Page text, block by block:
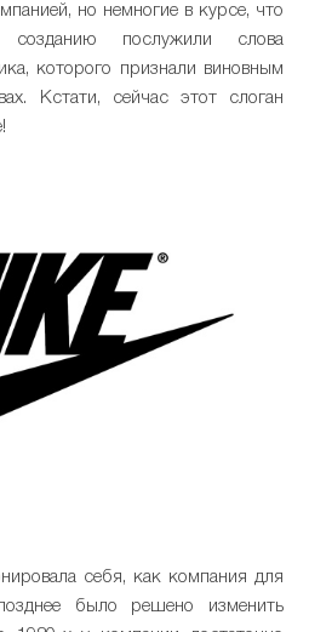
но немногие в курсе, что
послужили слова
которого признали виновным
Кстати, сейчас этот слоган
себя, как компания для
было решено изменить